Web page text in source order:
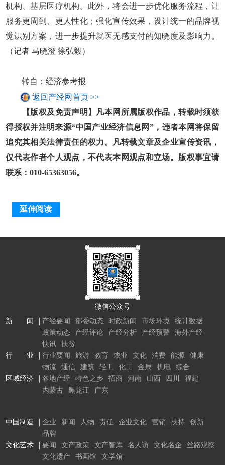
机构、基层医疗机构。此外，将会进一步优化服务流程，让
服务更周到、更人性化；强化宣传效果，设计统一的品牌视
觉识别方案，进一步提升就医无感支付的知晓度及影响力。
（记者 马晓澄 徐弘毅）
转自：经济参考报
返回产经网首页 >>
【版权及免责声明】凡本网所属版权作品，转载时须获
得授权并注明来源“中国产业经济信息网”，违者本网将保留
追究其相关法律责任的权力。凡转载文章及企业宣传资讯，
仅代表作者个人观点，不代表本网观点和立场。版权事宜请
联系：010-65363056。
延伸阅读
微信公众号
新 闻
产经要闻 部委动态 时政新闻 市场环境
统计数据
政策动态
产经评论 产经分析 产经预警
海外产经
快讯
扶贫
行 业
行业要闻 旅游 教育 农业 文化 消费 能源
健康
物流
通信 建筑 轻工 化工 金属 机电
综合
区域经济
各地产经 特色之乡 招商 河南 山西 四川
福建
内蒙古
黑龙江 广东
中国制造 企业 新闻 人物 责任 企业文化 营销 扶持
创新
品牌
文化艺术
要闻 文产政策 文产智库 名人访 文化名企
丝路观察
文化遗产
书画馆 文学馆